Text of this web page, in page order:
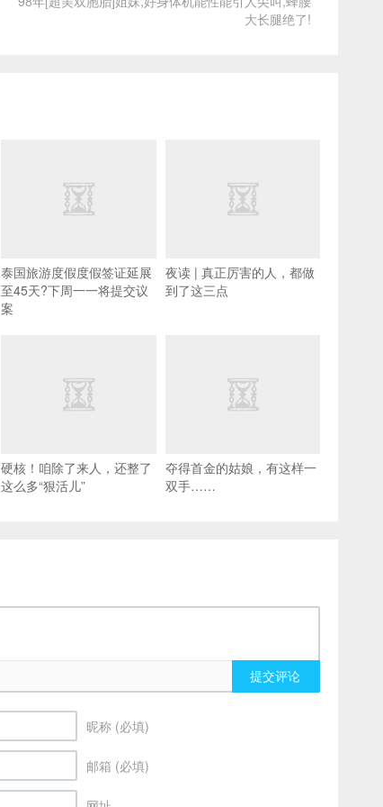
大长腿绝了!
泰国旅游度假度假签证延展
至45天?下周一一将提交议
案
夜读 | 真正厉害的人，都做
到了这三点
硬核！咱除了来人，还整了
这么多“狠活儿”
夺得首金的姑娘，有这样一
双手……
提交评论
昵称 (必填)
邮箱 (必填)